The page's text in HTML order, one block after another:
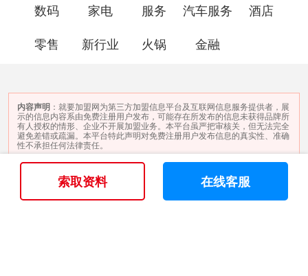
数码 家电 服务 汽车服务 酒店
零售 新行业 火锅 金融
索取资料 在线客服
内容声明：就要加盟网为第三方加盟信息平台及互联网信息服务提供者，展
示的信息内容系由免费注册用户发布，可能存在所发布的信息未获得品牌所
有人授权的情形、企业不开展加盟业务。本平台虽严把审核关，但无法完全
避免差错或疏漏。本平台特此声明对免费注册用户发布信息的真实性、准确
性不承担任何法律责任。
©2005 - 2025 版权所有 就要加盟网